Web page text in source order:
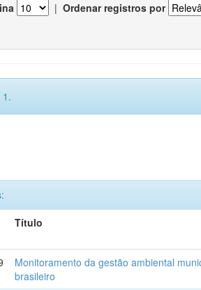
| Ordenar registros por
Título
Monitoramento da gestão ambiental
brasileiro